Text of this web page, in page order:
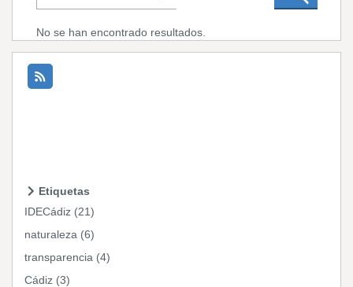
No se han encontrado resultados.
Etiquetas
IDECádiz (21)
naturaleza (6)
transparencia (4)
Cádiz (3)